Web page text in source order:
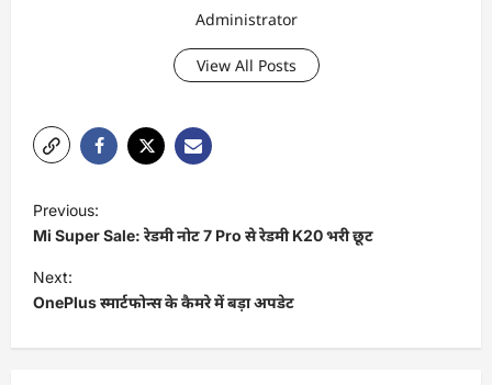
Administrator
View All Posts
o
s
t
Previous:
Mi Super Sale: रेडमी नोट 7 Pro से रेडमी K20 भरी छूट
Next:
OnePlus स्मार्टफोन्स के कैमरे में बड़ा अपडेट